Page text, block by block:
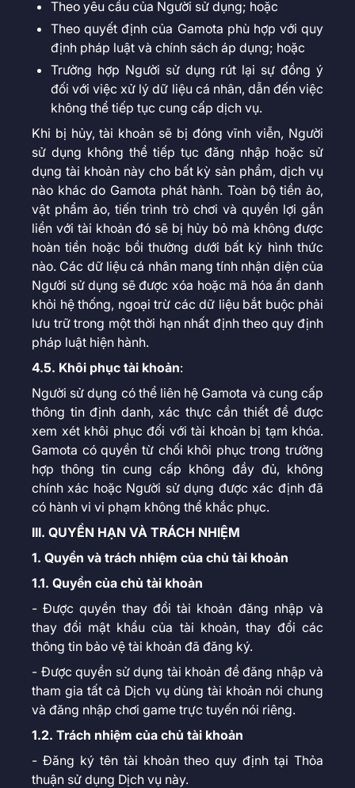
Theo yêu cầu của Người sử dụng; hoặc
Theo quyết định của Gamota phù hợp với quy
định pháp luật và chính sách áp dụng; hoặc
Trường hợp Người sử dụng rút lại sự đồng ý
đối với việc xử lý dữ liệu cá nhân, dẫn đến việc
không thể tiếp tục cung cấp dịch vụ.
Khi bị hủy, tài khoản sẽ bị đóng vĩnh viễn, Người
sử dụng không thể tiếp tục đăng nhập hoặc sử
dụng tài khoản này cho bất kỳ sản phẩm, dịch vụ
nào khác do Gamota phát hành. Toàn bộ tiền ảo,
vật phẩm ảo, tiến trình trò chơi và quyền lợi gắn
liền với tài khoản đó sẽ bị hủy bỏ mà không được
hoàn tiền hoặc bồi thường dưới bất kỳ hình thức
nào. Các dữ liệu cá nhân mang tính nhận diện của
Người sử dụng sẽ được xóa hoặc mã hóa ẩn danh
khỏi hệ thống, ngoại trừ các dữ liệu bắt buộc phải
lưu trữ trong một thời hạn nhất định theo quy định
pháp luật hiện hành.
4.5. Khôi phục tài khoản:
Người sử dụng có thể liên hệ Gamota và cung cấp
thông tin định danh, xác thực cần thiết để được
xem xét khôi phục đối với tài khoản bị tạm khóa.
Gamota có quyền từ chối khôi phục trong trường
hợp thông tin cung cấp không đầy đủ, không
chính xác hoặc Người sử dụng được xác định đã
có hành vi vi phạm không thể khắc phục.
III. QUYỀN HẠN VÀ TRÁCH NHIỆM
1. Quyền và trách nhiệm của chủ tài khoản
1.1. Quyền của chủ tài khoản
- Được quyền thay đổi tài khoản đăng nhập và
thay đổi mật khẩu của tài khoản, thay đổi các
thông tin bảo vệ tài khoản đã đăng ký.
- Được quyền sử dụng tài khoản để đăng nhập và
tham gia tất cả Dịch vụ dùng tài khoản nói chung
và đăng nhập chơi game trực tuyến nói riêng.
1.2. Trách nhiệm của chủ tài khoản
- Đăng ký tên tài khoản theo quy định tại Thỏa
thuận sử dụng Dịch vụ này.